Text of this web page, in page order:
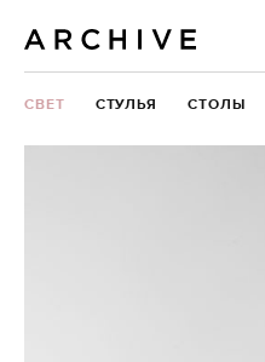
СВЕТ СТУЛЬЯ СТОЛЫ